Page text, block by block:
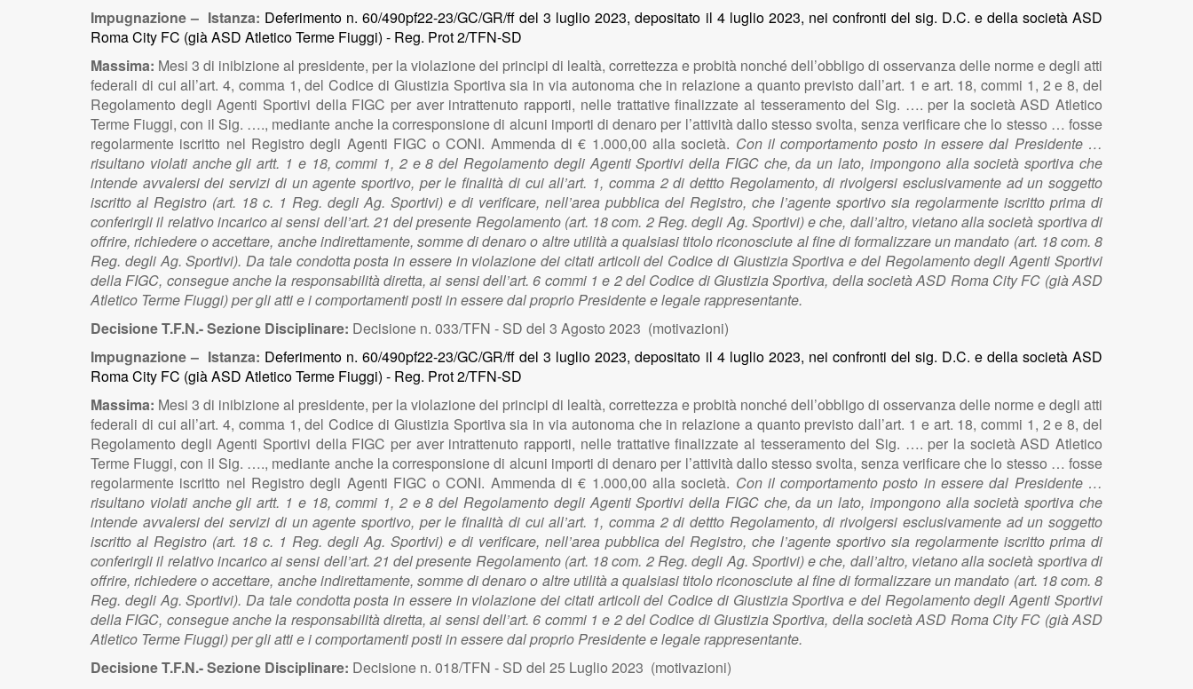
Impugnazione – Istanza: Deferimento n. 60/490pf22-23/GC/GR/ff del 3 luglio 2023, depositato il 4 luglio 2023, nei confronti del sig. D.C. e della società ASD
Roma City FC (già ASD Atletico Terme Fiuggi) - Reg. Prot 2/TFN-SD
Massima: Mesi 3 di inibizione al presidente, per la violazione dei principi di lealtà, correttezza e probità nonché dell’obbligo di osservanza delle norme e degli atti
federali di cui all’art. 4, comma 1, del Codice di Giustizia Sportiva sia in via autonoma che in relazione a quanto previsto dall’art. 1 e art. 18, commi 1, 2 e 8, del
Regolamento degli Agenti Sportivi della FIGC per aver intrattenuto rapporti, nelle trattative finalizzate al tesseramento del Sig. …. per la società ASD Atletico
Terme Fiuggi, con il Sig. …., mediante anche la corresponsione di alcuni importi di denaro per l’attività dallo stesso svolta, senza verificare che lo stesso … fosse
regolarmente iscritto nel Registro degli Agenti FIGC o CONI. Ammenda di € 1.000,00 alla società. Con il comportamento posto in essere dal Presidente …
risultano violati anche gli artt. 1 e 18, commi 1, 2 e 8 del Regolamento degli Agenti Sportivi della FIGC che, da un lato, impongono alla società sportiva che
intende avvalersi dei servizi di un agente sportivo, per le finalità di cui all’art. 1, comma 2 di dettto Regolamento, di rivolgersi esclusivamente ad un soggetto
iscritto al Registro (art. 18 c. 1 Reg. degli Ag. Sportivi) e di verificare, nell’area pubblica del Registro, che l’agente sportivo sia regolarmente iscritto prima di
conferirgli il relativo incarico ai sensi dell’art. 21 del presente Regolamento (art. 18 com. 2 Reg. degli Ag. Sportivi) e che, dall’altro, vietano alla società sportiva di
offrire, richiedere o accettare, anche indirettamente, somme di denaro o altre utilità a qualsiasi titolo riconosciute al fine di formalizzare un mandato (art. 18 com. 8
Reg. degli Ag. Sportivi). Da tale condotta posta in essere in violazione dei citati articoli del Codice di Giustizia Sportiva e del Regolamento degli Agenti Sportivi
della FIGC, consegue anche la responsabilità diretta, ai sensi dell’art. 6 commi 1 e 2 del Codice di Giustizia Sportiva, della società ASD Roma City FC (già ASD
Atletico Terme Fiuggi) per gli atti e i comportamenti posti in essere dal proprio Presidente e legale rappresentante.
Decisione T.F.N.- Sezione Disciplinare: Decisione n. 033/TFN - SD del 3 Agosto 2023 (motivazioni)
Impugnazione – Istanza: Deferimento n. 60/490pf22-23/GC/GR/ff del 3 luglio 2023, depositato il 4 luglio 2023, nei confronti del sig. D.C. e della società ASD
Roma City FC (già ASD Atletico Terme Fiuggi) - Reg. Prot 2/TFN-SD
Massima: Mesi 3 di inibizione al presidente, per la violazione dei principi di lealtà, correttezza e probità nonché dell’obbligo di osservanza delle norme e degli atti
federali di cui all’art. 4, comma 1, del Codice di Giustizia Sportiva sia in via autonoma che in relazione a quanto previsto dall’art. 1 e art. 18, commi 1, 2 e 8, del
Regolamento degli Agenti Sportivi della FIGC per aver intrattenuto rapporti, nelle trattative finalizzate al tesseramento del Sig. …. per la società ASD Atletico
Terme Fiuggi, con il Sig. …., mediante anche la corresponsione di alcuni importi di denaro per l’attività dallo stesso svolta, senza verificare che lo stesso … fosse
regolarmente iscritto nel Registro degli Agenti FIGC o CONI. Ammenda di € 1.000,00 alla società. Con il comportamento posto in essere dal Presidente …
risultano violati anche gli artt. 1 e 18, commi 1, 2 e 8 del Regolamento degli Agenti Sportivi della FIGC che, da un lato, impongono alla società sportiva che
intende avvalersi dei servizi di un agente sportivo, per le finalità di cui all’art. 1, comma 2 di dettto Regolamento, di rivolgersi esclusivamente ad un soggetto
iscritto al Registro (art. 18 c. 1 Reg. degli Ag. Sportivi) e di verificare, nell’area pubblica del Registro, che l’agente sportivo sia regolarmente iscritto prima di
conferirgli il relativo incarico ai sensi dell’art. 21 del presente Regolamento (art. 18 com. 2 Reg. degli Ag. Sportivi) e che, dall’altro, vietano alla società sportiva di
offrire, richiedere o accettare, anche indirettamente, somme di denaro o altre utilità a qualsiasi titolo riconosciute al fine di formalizzare un mandato (art. 18 com. 8
Reg. degli Ag. Sportivi). Da tale condotta posta in essere in violazione dei citati articoli del Codice di Giustizia Sportiva e del Regolamento degli Agenti Sportivi
della FIGC, consegue anche la responsabilità diretta, ai sensi dell’art. 6 commi 1 e 2 del Codice di Giustizia Sportiva, della società ASD Roma City FC (già ASD
Atletico Terme Fiuggi) per gli atti e i comportamenti posti in essere dal proprio Presidente e legale rappresentante.
Decisione T.F.N.- Sezione Disciplinare: Decisione n. 018/TFN - SD del 25 Luglio 2023 (motivazioni)